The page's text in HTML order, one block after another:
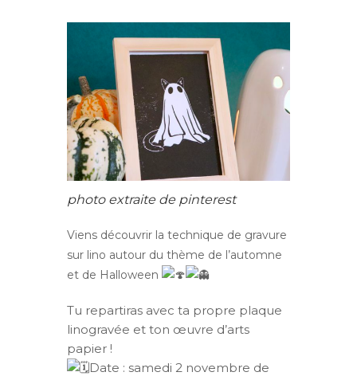
photo extraite de pinterest
Viens découvrir la technique de gravure
sur lino autour du thème de l’automne
et de Halloween
Tu repartiras avec ta propre plaque
linogravée et ton œuvre d’arts
papier !
Date : samedi 2 novembre de